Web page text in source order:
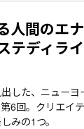
人間のエ
テディラ
した、ニューヨ
6回。クリエイ
みの1つ。